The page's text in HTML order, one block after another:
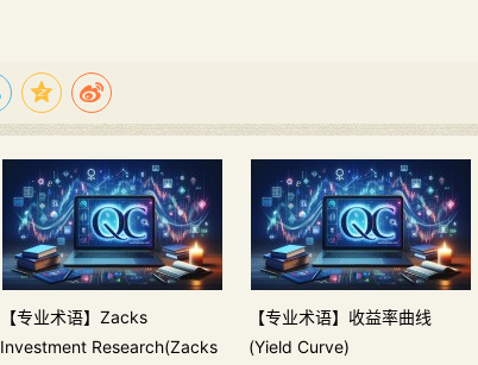
【专业术语】Zacks
Investment Research(Zacks
【专业术语】收益率曲线
(Yield Curve)